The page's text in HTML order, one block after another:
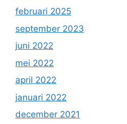
februari 2025
september 2023
juni 2022
mei 2022
april 2022
januari 2022
december 2021